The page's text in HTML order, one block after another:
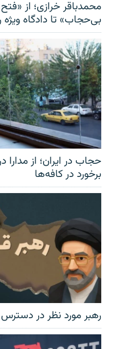
محمدباقر خرازی؛ از
بی‌حجاب» تا دادگاه
حجاب در ایران؛ از
برخورد در کافه‌ها
رهبر مورد نظر در